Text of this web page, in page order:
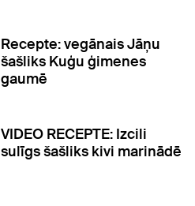
Recepte: vegānais Jāņu
šašliks Kuģu ģimenes
gaumē
VIDEO RECEPTE: Izcili
sulīgs šašliks kivi marinādē